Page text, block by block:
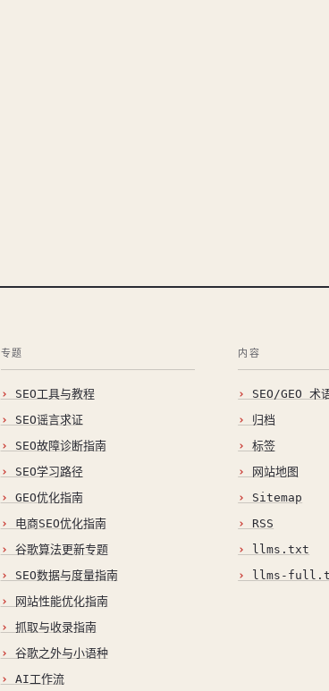
专题
SEO工具与教程
SEO谣言求证
SEO故障诊断指南
SEO学习路径
GEO优化指南
电商SEO优化指南
谷歌算法更新专题
SEO数据与度量指南
网站性能优化指南
抓取与收录指南
谷歌之外与小语种
AI工作流
内容
SEO/GEO 术
归档
标签
网站地图
Sitemap
RSS
llms.txt
llms-